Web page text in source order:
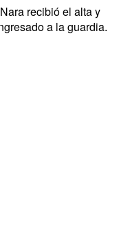
recibió el alta y
a la guardia.